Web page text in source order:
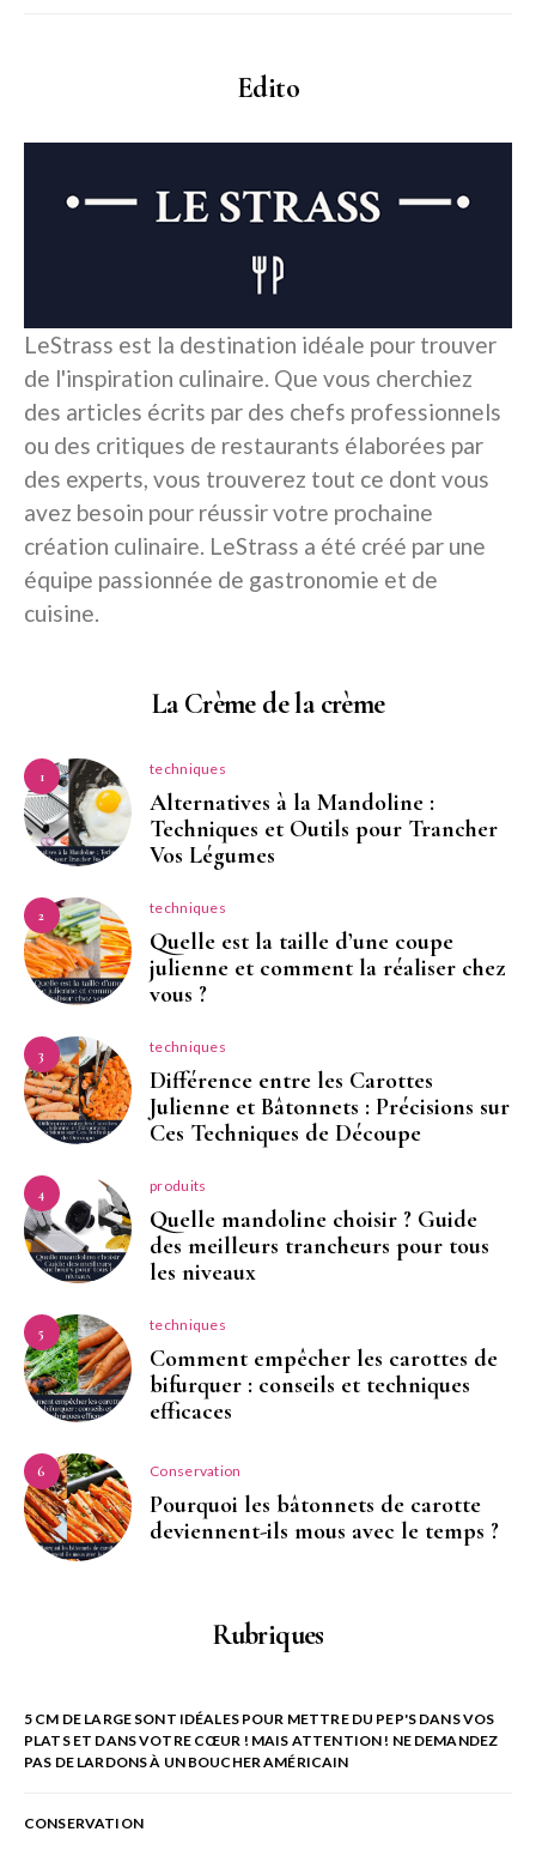
Edito
LeStrass est la destination idéale pour trouver
de l'inspiration culinaire. Que vous cherchiez
des articles écrits par des chefs professionnels
ou des critiques de restaurants élaborées par
des experts, vous trouverez tout ce dont vous
avez besoin pour réussir votre prochaine
création culinaire. LeStrass a été créé par une
équipe passionnée de gastronomie et de
cuisine.
La Crème de la crème
1 techniques
Alternatives à la Mandoline :
Techniques et Outils pour Trancher
Vos Légumes
2 techniques
Quelle est la taille d’une coupe
julienne et comment la réaliser chez
vous ?
3 techniques
Différence entre les Carottes
Julienne et Bâtonnets : Précisions sur
Ces Techniques de Découpe
4 produits
Quelle mandoline choisir ? Guide
des meilleurs trancheurs pour tous
les niveaux
5 techniques
Comment empêcher les carottes de
bifurquer : conseils et techniques
efficaces
6 Conservation
Pourquoi les bâtonnets de carotte
deviennent-ils mous avec le temps ?
Rubriques
5 CM DE LARGE SONT IDÉALES POUR METTRE DU PEP'S DANS VOS
PLATS ET DANS VOTRE CŒUR ! MAIS ATTENTION ! NE DEMANDEZ
PAS DE LARDONS À UN BOUCHER AMÉRICAIN
CONSERVATION